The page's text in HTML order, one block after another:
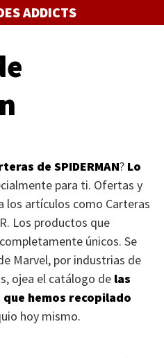
ADDICTS
de SPIDERMAN? Lo
para ti. Ofertas y
los artículos como Carteras
. Los productos que
únicos. Se
Marvel, por industrias de
ojea el catálogo de las
hemos recopilado
hoy mismo.